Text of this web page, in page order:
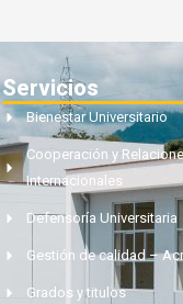
Servicios
Bienestar Universitario
Cooperación y
Internacionales
Defensoría Universitaria
Gestión de calidad –
Grados y titulos